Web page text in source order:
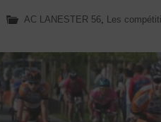
AC LANESTER 56 Les